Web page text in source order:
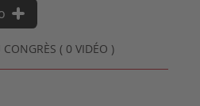
( 0 VIDÉO )